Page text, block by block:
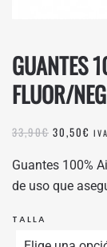
GUANTES
FLUOR/
33,90€ EL
ORIGINAL
ERA:
33,90€.
30,50€ EL
ES:
Guantes 100%
de uso que
TALLA